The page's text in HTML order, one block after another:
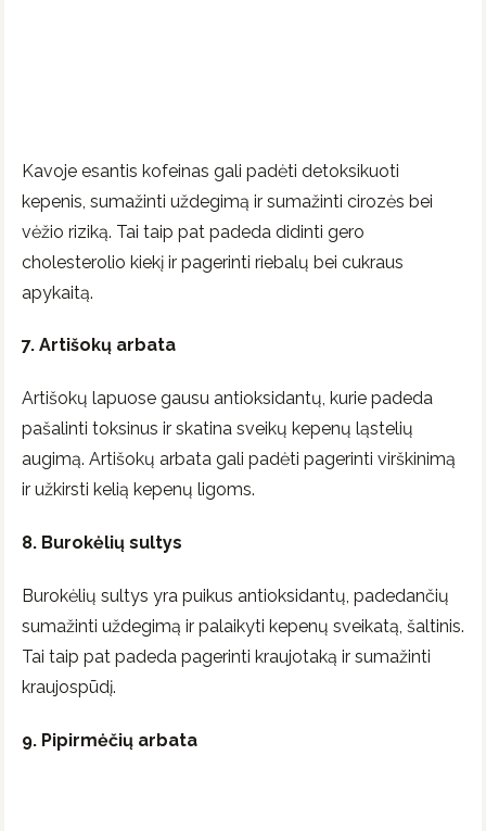
Kavoje esantis kofeinas gali padėti detoksikuoti
kepenis, sumažinti uždegimą ir sumažinti cirozės bei
vėžio riziką. Tai taip pat padeda didinti gero
cholesterolio kiekį ir pagerinti riebalų bei cukraus
apykaitą.
7. Artišokų arbata
Artišokų lapuose gausu antioksidantų, kurie padeda
pašalinti toksinus ir skatina sveikų kepenų ląstelių
augimą. Artišokų arbata gali padėti pagerinti virškinimą
ir užkirsti kelią kepenų ligoms.
8. Burokėlių sultys
Burokėlių sultys yra puikus antioksidantų, padedančių
sumažinti uždegimą ir palaikyti kepenų sveikatą, šaltinis.
Tai taip pat padeda pagerinti kraujotaką ir sumažinti
kraujospūdį.
9. Pipirmėčių arbata